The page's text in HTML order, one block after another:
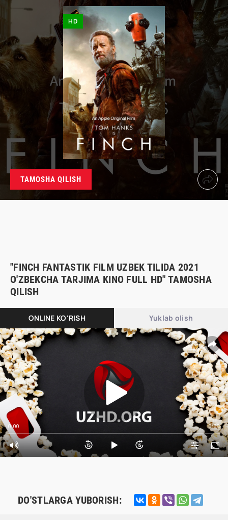
HD
TAMOSHA QILISH
"FINCH FANTASTIK FILM UZBEK TILIDA 2021
O'ZBEKCHA TARJIMA KINO FULL HD" TAMOSHA
QILISH
ONLINE KO'RISH Yuklab olish
0:00 0:00
DO'STLARGA YUBORISH: